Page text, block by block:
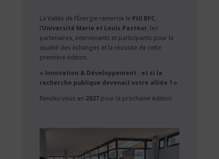
La Vallée de l’Énergie remercie le PUI BFC,
l’Université Marie et Louis Pasteur, les
partenaires, intervenants et participants pour la
qualité des échanges et la réussite de cette
première édition.
« Innovation & Développement : et si la
recherche publique devenait votre alliée ? »
Rendez-vous en 2027pour la prochaine édition.